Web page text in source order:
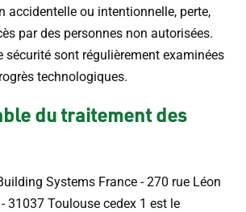
accidentelle ou intentionnelle, perte,
par des personnes non autorisées.
sécurité sont régulièrement examinées
technologiques.
du traitement des
Systems France - 270 rue Léon
31037 Toulouse cedex 1 est le